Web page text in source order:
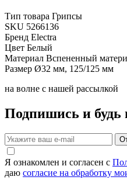
Тип товара Грипсы
SKU 5266136
Бренд Electra
Цвет Белый
Материал Вспененный
Размер Ø32 мм, 125/125 мм
на волне с нашей рассылкой
Подпишись и будь
Я ознакомлен и согласен с
даю согласие на обработку